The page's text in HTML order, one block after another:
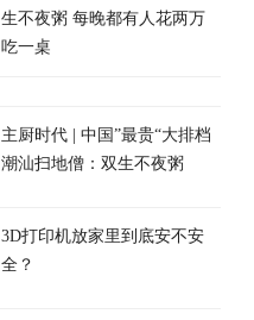
生不夜粥 每晚都有人花两万
吃一桌
主厨时代 | 中国”最贵“大排档
潮汕扫地僧：双生不夜粥
3D打印机放家里到底安不安
全？